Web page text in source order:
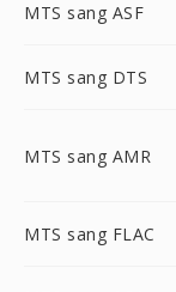
MTS sang ASF
MTS sang DTS
MTS sang AMR
MTS sang FLAC